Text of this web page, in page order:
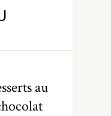
au